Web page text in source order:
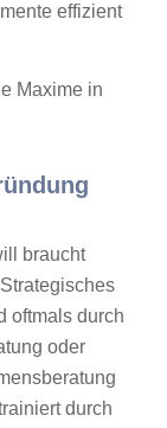
effizient
Maxime in
braucht
oftmals durch
oder
durch